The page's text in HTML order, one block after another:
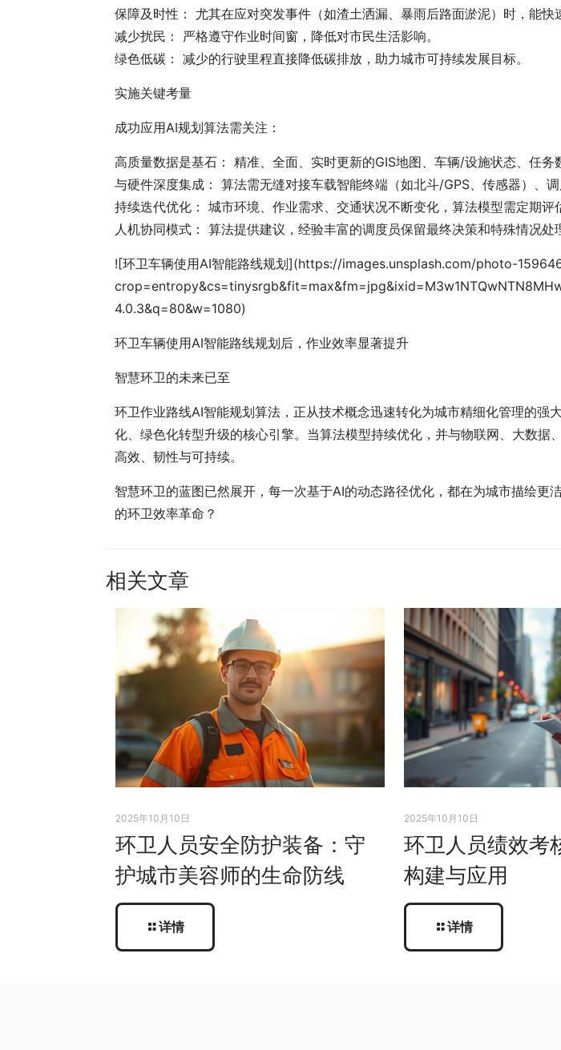
保障及时性： 尤其在应对突发事件（如渣土洒漏、暴雨后路面淤泥）时，能快
减少扰民： 严格遵守作业时间窗，降低对市民生活影响。
绿色低碳： 减少的行驶里程直接降低碳排放，助力城市可持续发展目标。
实施关键考量
成功应用AI规划算法需关注：
高质量数据是基石： 精准、全面、实时更新的GIS地图、车辆/设施状态、任务
与硬件深度集成： 算法需无缝对接车载智能终端（如北斗/GPS、传感器）、
持续迭代优化： 城市环境、作业需求、交通状况不断变化，算法模型需定期评
人机协同模式： 算法提供建议，经验丰富的调度员保留最终决策和特殊情况处
![环卫车辆使用AI智能路线规划](https://images.unsplash.com/photo-
4.0.3&q=80&w=1080)
环卫车辆使用AI智能路线规划后，作业效率显著提升
智慧环卫的未来已至
环卫作业路线AI智能规划算法，正从技术概念迅速转化为城市精细化管理的
化、绿色化转型升级的核心引擎。当算法模型持续优化，并与物联网、大数
高效、韧性与可持续。
智慧环卫的蓝图已然展开，每一次基于AI的动态路径优化，都在为城市描绘
的环卫效率革命？
相关文章
2025年10月10日
环卫人员安全防护装备：守
护城市美容师的生命防线
详情
2025年10月10日
环卫人员绩效考
构建与应用
详情